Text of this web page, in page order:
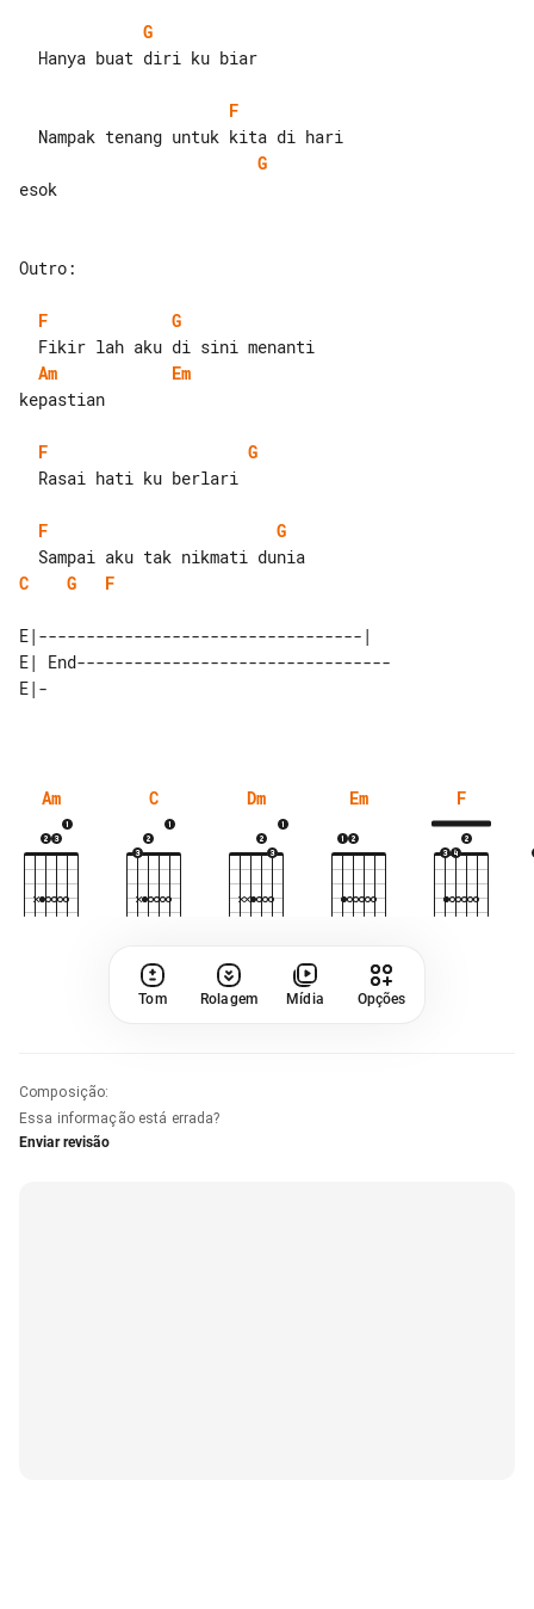
G
F
G
esok
Outro:
F
G
Am
Em
kepastian
F
G
F
G
C
G F
E|----------------------------------|
E| End---------------------------------
Am C Dm Em F
Tom Rolagem Mídia Opções
Composição:
Essa informação está errada?
Enviar revisão